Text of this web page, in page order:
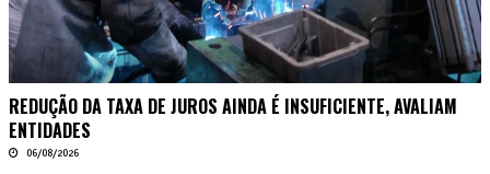
REDUÇÃO DA TAXA DE JUROS AINDA É INSUFICIENTE, AVALIAM
ENTIDADES
06/08/2026